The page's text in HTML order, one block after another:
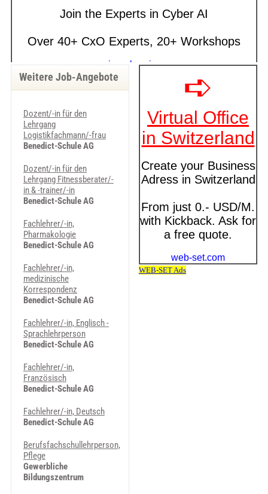
Weitere Job-Angebote
Dozent/-in für den
Lehrgang
Logistikfachmann/-frau
Benedict-Schule AG
Dozent/-in für den
Lehrgang Fitnessberater/-
in & -trainer/-in
Benedict-Schule AG
Fachlehrer/-in,
Pharmakologie
Benedict-Schule AG
Fachlehrer/-in,
medizinische
Korrespondenz
Benedict-Schule AG
Fachlehrer/-in, Englisch -
Sprachlehrperson
Benedict-Schule AG
Fachlehrer/-in,
Französisch
Benedict-Schule AG
Fachlehrer/-in, Deutsch
Benedict-Schule AG
Berufsfachschullehrperson,
Pflege
Gewerbliche
Bildungszentrum